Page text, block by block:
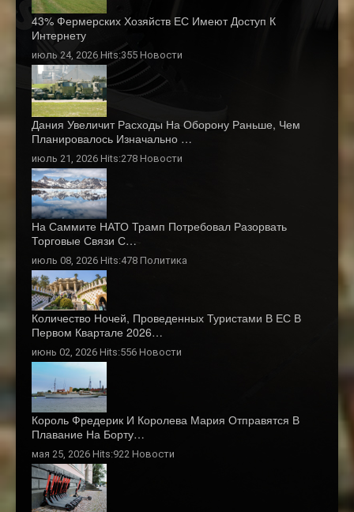
43% Фермерских Хозяйств ЕС Имеют Доступ К
Интернету
июль 24, 2026 Hits:355 Новости
Дания Увеличит Расходы На Оборону Раньше, Чем
Планировалось Изначально …
июль 21, 2026 Hits:278 Новости
На Саммите НАТО Трамп Потребовал Разорвать
Торговые Связи С…
июль 08, 2026 Hits:478 Политика
Количество Ночей, Проведенных Туристами В ЕС В
Первом Квартале 2026…
июнь 02, 2026 Hits:556 Новости
Король Фредерик И Королева Мария Отправятся В
Плавание На Борту…
мая 25, 2026 Hits:922 Новости